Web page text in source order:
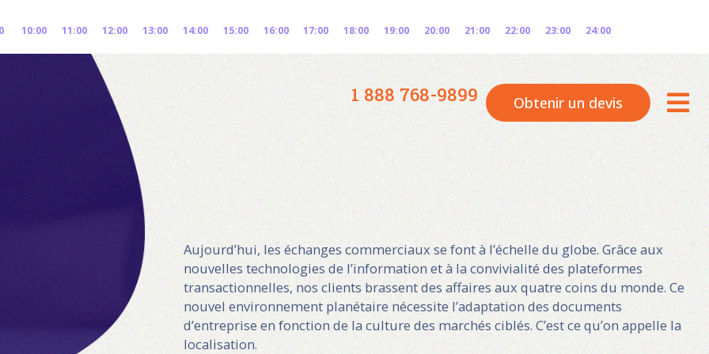
10:00 11:00 12:00 13:00 14:00 15:00 16:00 17:00 18:00 19:00 20:00 21:00 22:00 23:00 24:00
1 888 768-9899 Obtenir un devis
Aujourd’hui, les échanges commerciaux se font à l’échelle du globe. Grâce aux
nouvelles technologies de l’information et à la convivialité des plateformes
transactionnelles, nos clients brassent des affaires aux quatre coins du monde. Ce
nouvel environnement planétaire nécessite l’adaptation des documents
d’entreprise en fonction de la culture des marchés ciblés. C’est ce qu’on appelle la
localisation.